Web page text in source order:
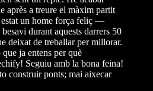
après a treure el màxim partit
un home força feliç —
durant aquests darrers 50
deixat de treballar per millorar.
ja entens per què
Seguiu amb la bona feina!
construir ponts; mai aixecar